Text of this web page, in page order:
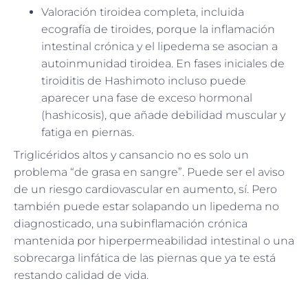
Valoración tiroidea completa, incluida
ecografía de tiroides, porque la inflamación
intestinal crónica y el lipedema se asocian a
autoinmunidad tiroidea. En fases iniciales de
tiroiditis de Hashimoto incluso puede
aparecer una fase de exceso hormonal
(hashicosis), que añade debilidad muscular y
fatiga en piernas.
Triglicéridos altos y cansancio no es solo un
problema “de grasa en sangre”. Puede ser el aviso
de un riesgo cardiovascular en aumento, sí. Pero
también puede estar solapando un lipedema no
diagnosticado, una subinflamación crónica
mantenida por hiperpermeabilidad intestinal o una
sobrecarga linfática de las piernas que ya te está
restando calidad de vida.